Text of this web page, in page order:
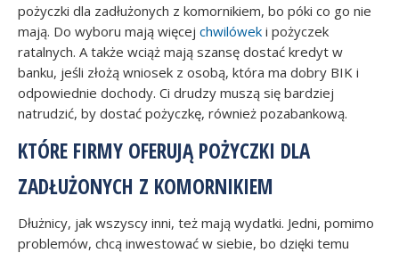
pożyczki dla zadłużonych z komornikiem, bo póki co go nie
mają. Do wyboru mają więcej chwilówek i pożyczek
ratalnych. A także wciąż mają szansę dostać kredyt w
banku, jeśli złożą wniosek z osobą, która ma dobry BIK i
odpowiednie dochody. Ci drudzy muszą się bardziej
natrudzić, by dostać pożyczkę, również pozabankową.
KTÓRE FIRMY OFERUJĄ POŻYCZKI DLA
ZADŁUŻONYCH Z KOMORNIKIEM
Dłużnicy, jak wszyscy inni, też mają wydatki. Jedni, pomimo
problemów, chcą inwestować w siebie, bo dzięki temu